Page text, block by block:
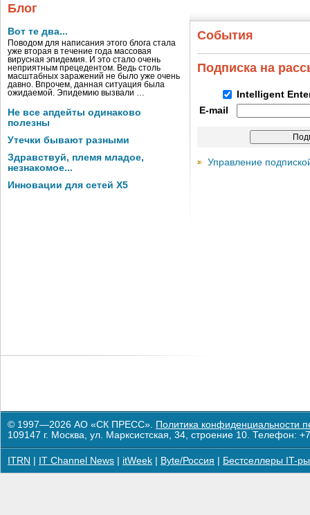
Блог
Вот те два...
Поводом для написания этого блога стала
уже вторая в течение года массовая
вирусная эпидемия. И это стало очень
неприятным прецедентом. Ведь столь
масштабных заражений не было уже очень
давно. Впрочем, данная ситуация была
ожидаемой. Эпидемию вызвали …
Не все апдейты одинаково
полезны
Утечки бывают разными
Здравствуй, племя младое,
незнакомое...
Инновации для сетей X5
События
Подписка на
Intelligent
E-mail
Управление
© 1997—2026 АО «СК ПРЕСС». Политика конфиденциальности
109147 г. Москва, ул. Марксистская, 34, строение 10. Телефон:
ITRN IT Channel News itWeek Byte/Россия Бестселлеры IT-